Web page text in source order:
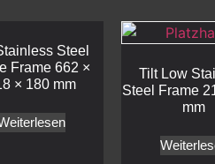
Steel
Frame 662 ×
× 180 mm
Tilt Low
Steel Frame
mm